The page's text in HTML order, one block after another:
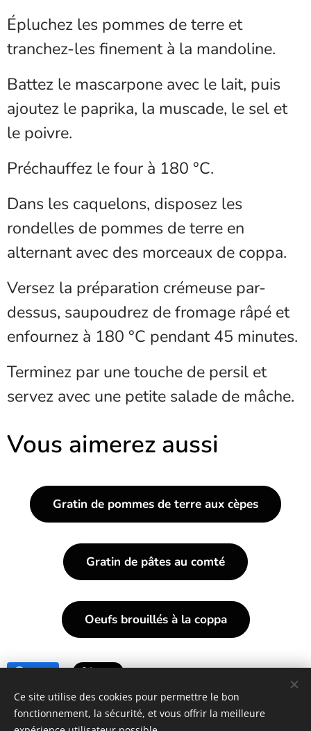
Épluchez les pommes de terre et
tranchez-les finement à la mandoline.
Battez le mascarpone avec le lait, puis
ajoutez le paprika, la muscade, le sel et
le poivre.
Préchauffez le four à 180 °C.
Dans les caquelons, disposez les
rondelles de pommes de terre en
alternant avec des morceaux de coppa.
Versez la préparation crémeuse par-
dessus, saupoudrez de fromage râpé et
enfournez à 180 °C pendant 45 minutes.
Terminez par une touche de persil et
servez avec une petite salade de mâche.
Vous aimerez aussi
Gratin de pommes de terre aux cèpes
Gratin de pâtes au comté
Oeufs brouillés à la coppa
https://www.lessecretsdecoco.fr
Ce site utilise des cookies pour permettre le bon
fonctionnement, la sécurité, et vous offrir la meilleure